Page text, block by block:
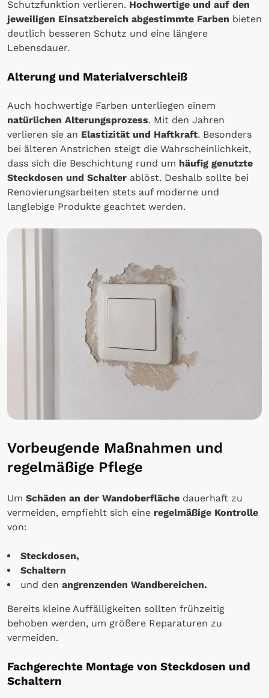
Schutzfunktion verlieren. Hochwertige und auf den
jeweiligen Einsatzbereich abgestimmte Farben bieten
deutlich besseren Schutz und eine längere
Lebensdauer.
Alterung und Materialverschleiß
Auch hochwertige Farben unterliegen einem
natürlichen Alterungsprozess. Mit den Jahren
verlieren sie an Elastizität und Haftkraft. Besonders
bei älteren Anstrichen steigt die Wahrscheinlichkeit,
dass sich die Beschichtung rund um häufig genutzte
Steckdosen und Schalter ablöst. Deshalb sollte bei
Renovierungsarbeiten stets auf moderne und
langlebige Produkte geachtet werden.
Vorbeugende Maßnahmen und
regelmäßige Pflege
Um Schäden an der Wandoberfläche dauerhaft zu
vermeiden, empfiehlt sich eine regelmäßige Kontrolle
von:
Steckdosen,
Schaltern
und den angrenzenden Wandbereichen.
Bereits kleine Auffälligkeiten sollten frühzeitig
behoben werden, um größere Reparaturen zu
vermeiden.
Fachgerechte Montage von Steckdosen und
Schaltern